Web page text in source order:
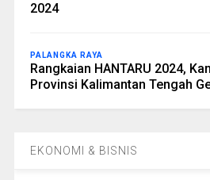
2024
PALANGKA RAYA
Rangkaian HANTARU 2024,
Provinsi Kalimantan Tengah
EKONOMI & BISNIS